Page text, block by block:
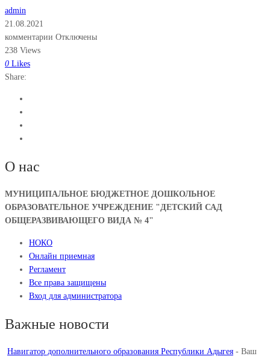
admin
21.08.2021
комментарии Отключены
238 Views
0 Likes
Share:
О нас
МУНИЦИПАЛЬНОЕ БЮДЖЕТНОЕ ДОШКОЛЬНОЕ
ОБРАЗОВАТЕЛЬНОЕ УЧРЕЖДЕНИЕ "ДЕТСКИЙ САД
ОБЩЕРАЗВИВАЮЩЕГО ВИДА № 4"
НОКО
Онлайн приемная
Регламент
Все права защищены
Вход для администратора
Важные новости
Навигатор дополнительного образования Республики Адыгея - Ваш